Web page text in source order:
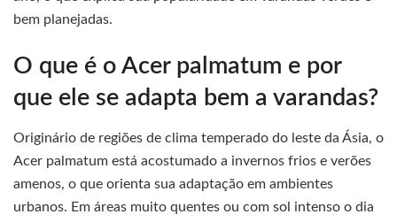
bem planejadas.
O que é o Acer palmatum e por
que ele se adapta bem a varandas?
Originário de regiões de clima temperado do leste da Ásia, o
Acer palmatum está acostumado a invernos frios e verões
amenos, o que orienta sua adaptação em ambientes
urbanos. Em áreas muito quentes ou com sol intenso o dia